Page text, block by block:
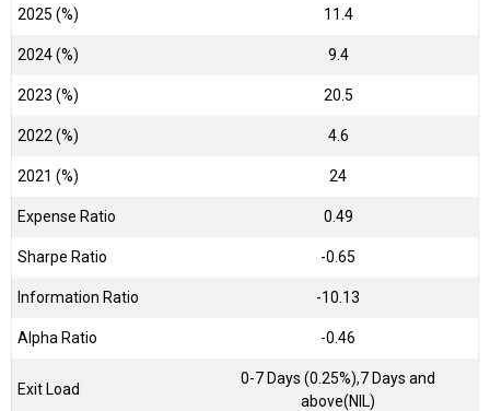
2025 (%) 11.4
2024 (%) 9.4
2023 (%) 20.5
2022 (%) 4.6
2021 (%) 24
Expense Ratio 0.49
Sharpe Ratio -0.65
Information Ratio -10.13
Alpha Ratio -0.46
Exit Load
0-7 Days (0.25%),7 Days and
above(NIL)